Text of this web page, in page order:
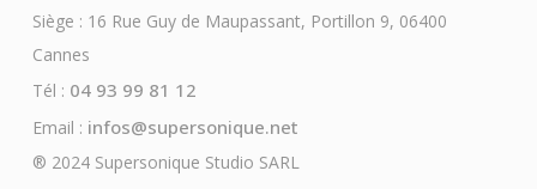
Siège : 16 Rue Guy de Maupassant, Portillon 9, 06400
Cannes
Tél : 04 93 99 81 12
Email : infos@supersonique.net
® 2024 Supersonique Studio SARL